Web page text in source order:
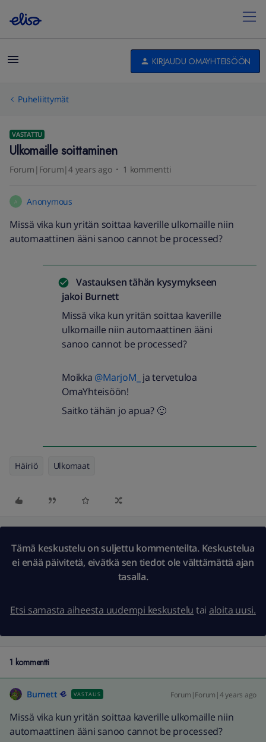
KIRJAUDU OMAYHTEISÖÖN
Puheliittymät
VASTATTU
Ulkomaille soittaminen
Forum|Forum|4 years ago 1 kommentti
A Anonymous
Missä vika kun yritän soittaa kaverille ulkomaille niin
automaattinen ääni sanoo cannot be processed?
Vastauksen tähän kysymykseen
jakoi Burnett
Missä vika kun yritän soittaa kaverille
ulkomaille niin automaattinen ääni
sanoo cannot be processed?
Moikka @MarjoM_ ja tervetuloa
OmaYhteisöön!
Saitko tähän jo apua? 🙂
Häiriö Ulkomaat
Tämä keskustelu on suljettu kommenteilta. Keskustelua
ei enää päivitetä, eivätkä sen tiedot ole välttämättä ajan
tasalla.
Etsi samasta aiheesta uudempi keskustelu tai aloita uusi.
1 kommentti
Burnett VASTAUS Forum|Forum|4 years ago
Missä vika kun yritän soittaa kaverille ulkomaille niin
automaattinen ääni sanoo cannot be processed?